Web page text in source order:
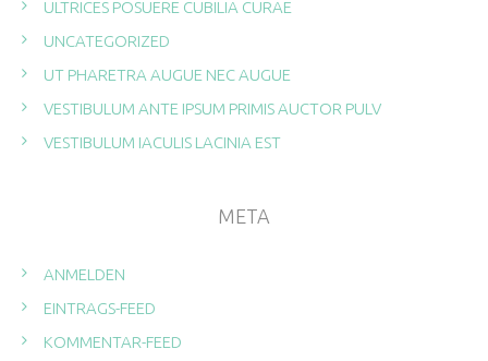
ULTRICES POSUERE CUBILIA CURAE
UNCATEGORIZED
UT PHARETRA AUGUE NEC AUGUE
VESTIBULUM ANTE IPSUM PRIMIS AUCTOR PULV
VESTIBULUM IACULIS LACINIA EST
META
ANMELDEN
EINTRAGS-FEED
KOMMENTAR-FEED